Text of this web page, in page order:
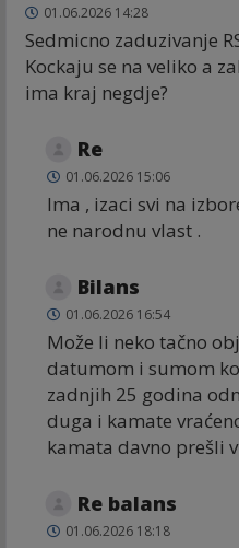
01.06.2026 14:28
Sedmicno zaduzivanje
Kockaju se na veliko a
ima kraj negdje?
Re
01.06.2026 15:06
Ima , izaci svi na
ne narodnu vlast .
Bilans
01.06.2026 16:54
Može li neko tačno
datumom i sumom
zadnjih 25 godina
duga i kamate
kamata davno prešli
Re balans
01.06.2026 18:18